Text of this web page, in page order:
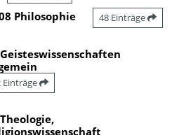
Philosophie 48 Einträge
Einträge